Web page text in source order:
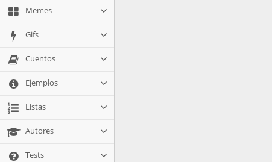
Memes
Gifs
Cuentos
Ejemplos
Listas
Autores
Tests